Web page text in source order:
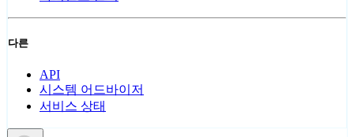
다른
API
시스템 어드바이저
서비스 상태